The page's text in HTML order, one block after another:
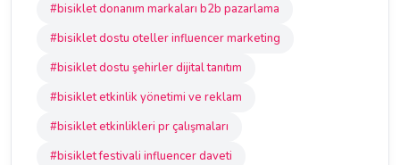
#bisiklet donanım markaları b2b pazarlama
#bisiklet dostu oteller influencer marketing
#bisiklet dostu şehirler dijital tanıtım
#bisiklet etkinlik yönetimi ve reklam
#bisiklet etkinlikleri pr çalışmaları
#bisiklet festivali influencer daveti